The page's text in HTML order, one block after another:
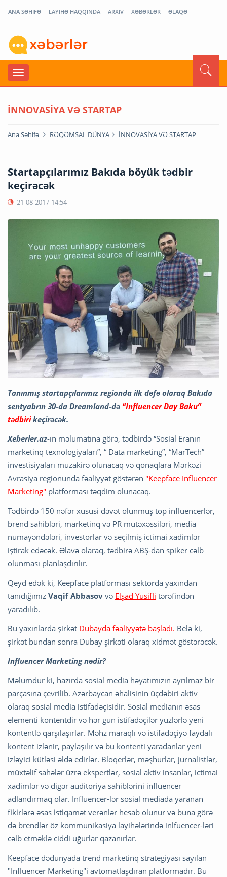
ANA SƏHİFƏ LAYİHƏ HAQQINDA ARXİV XƏBƏRLƏR ƏLAQƏ
İNNOVASİYA VƏ STARTAP
Ana Səhifə RƏQƏMSAL DÜNYA İNNOVASİYA VƏ STARTAP
Startapçılarımız Bakıda böyük tədbir
keçirəcək
21-08-2017 14:54
Tanınmış startapçılarımız regionda ilk dəfə olaraq Bakıda
sentyabrın 30-da Dreamland-də “Influencer Day Baku”
tədbirikeçirəcək.
Xeberler.az-ın məlumatına görə, tədbirdə “Sosial Eranın
marketinq texnologiyaları”, “ Data marketing”, “MarTech”
investisiyaları müzakirə olunacaq və qonaqlara Mərkəzi
Avrasiya regionunda fəaliyyət göstərən "Keepface Influencer
Marketing" platforması təqdim olunacaq.
Tədbirdə 150 nəfər xüsusi dəvət olunmuş top influencerlər,
brend sahibləri, marketinq və PR mütəxəssiləri, media
nümayəndələri, investorlar və seçilmiş ictimai xadimlər
iştirak edəcək. Əlavə olaraq, tədbirə ABŞ-dan spiker cəlb
olunması planlaşdırılır.
Qeyd edək ki, Keepface platforması sektorda yaxından
tanıdığımız Vaqif Abbasov və Elşad Yusifli tərəfindən
yaradılıb.
Bu yaxınlarda şirkət Dubayda fəaliyyətə başladı. Belə ki,
şirkət bundan sonra Dubay şirkəti olaraq xidmət göstərəcək.
Influencer Marketing nədir?
Məlumdur ki, hazırda sosial media həyatımızın ayrılmaz bir
parçasına çevrilib. Azərbaycan əhalisinin üçdəbiri aktiv
olaraq sosial media istifadəçisidir. Sosial medianın əsas
elementi kontentdir və hər gün istifadəçilər yüzlərlə yeni
kontentlə qarşılaşırlar. Məhz maraqlı və istifadəçiyə faydalı
kontent izlənir, paylaşılır və bu kontenti yaradanlar yeni
izləyici kütləsi əldə edirlər. Bloqerlər, məşhurlar, jurnalistlər,
müxtəlif sahələr üzrə ekspertlər, sosial aktiv insanlar, ictimai
xadimlər və digər auditoriya sahiblərini influencer
adlandırmaq olar. Influencer-lər sosial mediada yaranan
fikirlərə əsas istiqamət verənlər hesab olunur və buna görə
də brendlər öz kommunikasiya layihələrində inlfuencer-ləri
cəlb etməklə ciddi uğurlar qazanırlar.
Keepface dədünyada trend marketinq strategiyası sayılan
"Influencer Marketing"i avtomatlaşdıran platformadır. Bu